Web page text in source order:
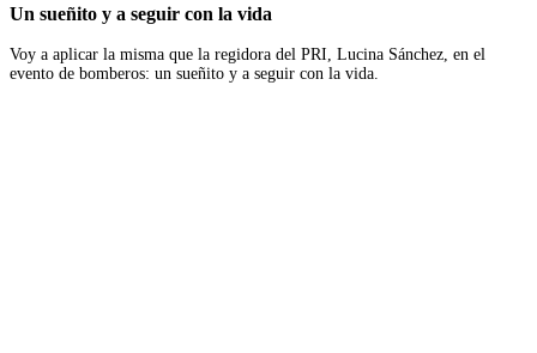
Un sueñito y a seguir con la vida
Voy a aplicar la misma que la regidora del PRI, Lucina Sánchez, en el
evento de bomberos: un sueñito y a seguir con la vida.